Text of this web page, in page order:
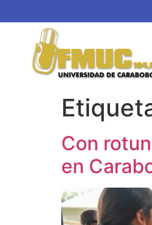
Con
en